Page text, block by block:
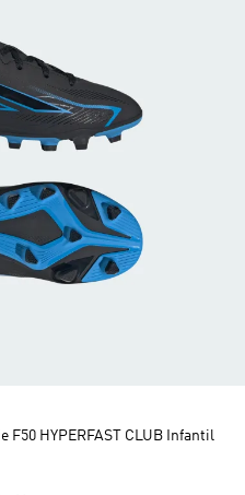
HYPERFAST CLUB Infantil